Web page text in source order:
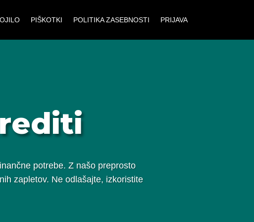
PIŠKOTKI POLITIKA ZASEBNOSTI PRIJAVA
potrebe. Z našo preprosto
zapletov. Ne odlašajte, izkoristite